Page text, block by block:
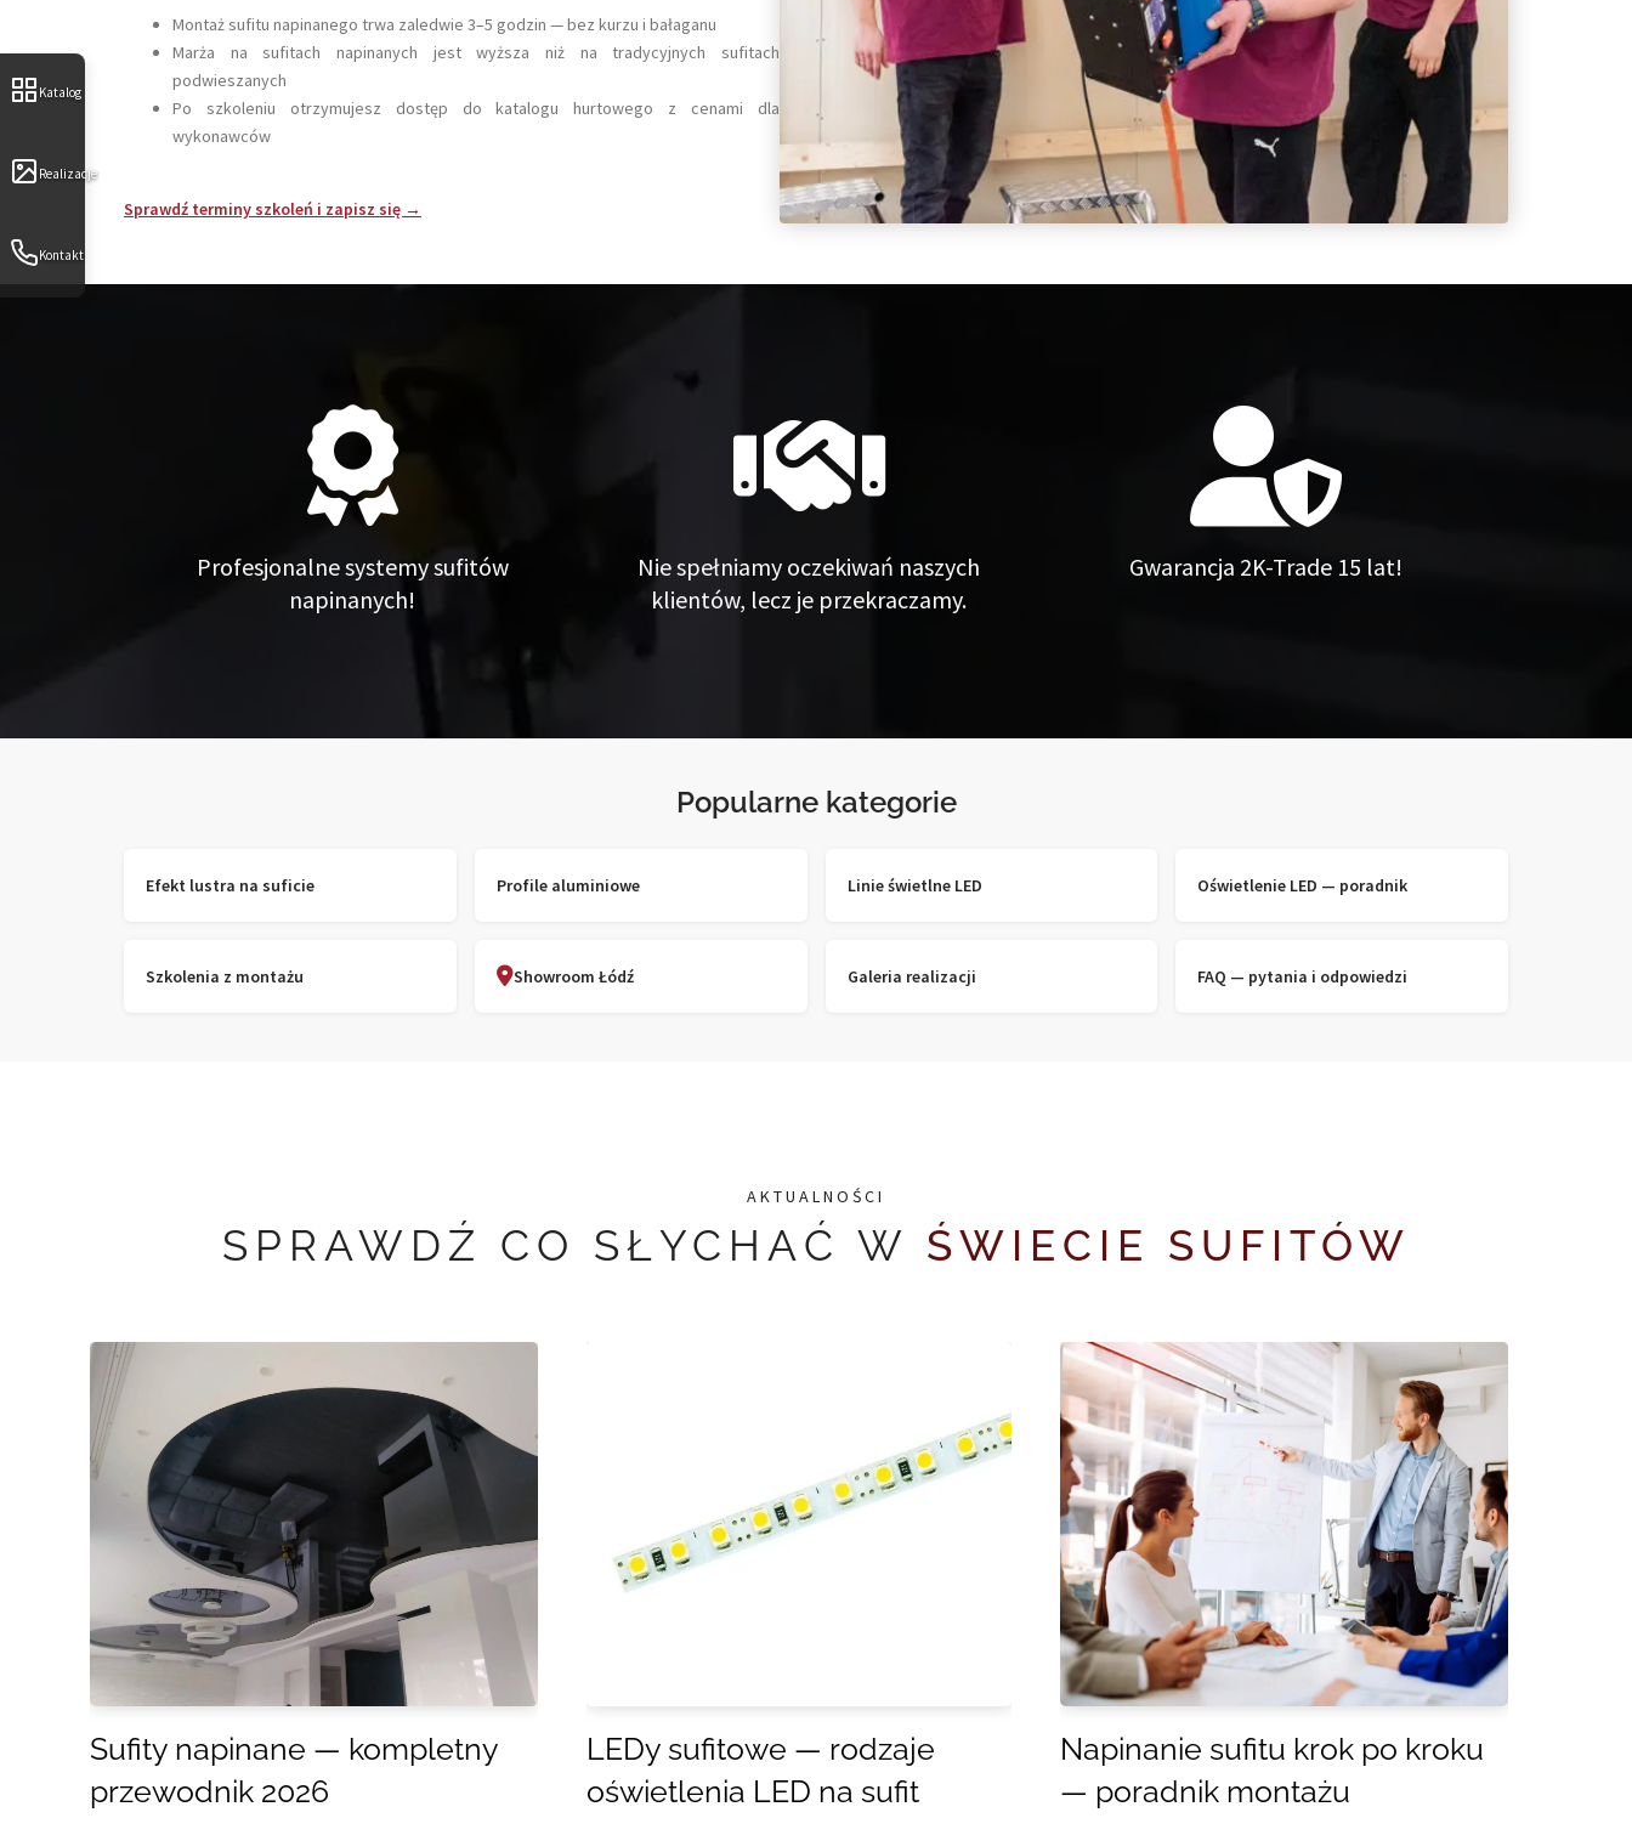
Katalog
Realizacje
Kontakt
Montaż sufitu napinanego trwa zaledwie 3–5 godzin — bez kurzu i bałaganu
Marża na sufitach napinanych jest wyższa niż na tradycyjnych sufitach
podwieszanych
Po szkoleniu otrzymujesz dostęp do katalogu hurtowego z cenami dla
wykonawców
Sprawdź terminy szkoleń i zapisz się →
Profesjonalne systemy sufitów
napinanych!
Nie spełniamy oczekiwań naszych
klientów, lecz je przekraczamy.
Gwarancja 2K-Trade 15 lat!
Popularne kategorie
Efekt lustra na suficie Profile aluminiowe Linie świetlne LED Oświetlenie LED — poradnik
Szkolenia z montażu Showroom Łódź Galeria realizacji FAQ — pytania i odpowiedzi
AKTUALNOŚCI
SPRAWDŹ CO SŁYCHAĆ W ŚWIECIE SUFITÓW
Sufity napinane — kompletny
przewodnik 2026
LEDy sufitowe — rodzaje
oświetlenia LED na sufit
Napinanie sufitu krok po kroku
— poradnik montażu